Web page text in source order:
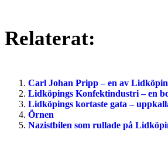
Relaterat:
Carl Johan Pripp – en av
Lidköpings Konfektindustri – en
Lidköpings kortaste gata –
Örnen
Nazistbilen som rullade på